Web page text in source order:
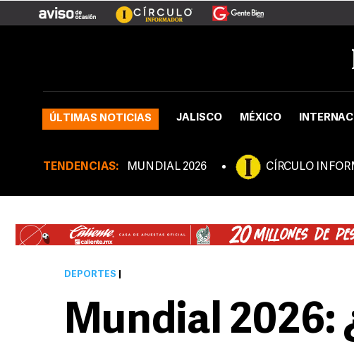
ÚLTIMAS NOTICIAS JALISCO MÉXICO
TENDENCIAS: MUNDIAL 2026 CÍRCULO
DEPORTES
Mundial 2026: